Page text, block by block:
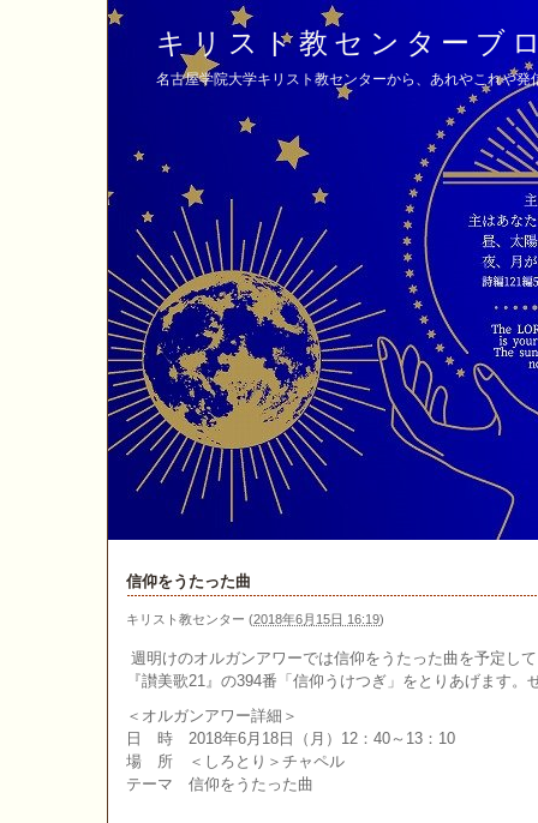
キリスト教センターブ
名古屋学院大学キリスト教センターから、あれやこれや発
信仰をうたった曲
キリスト教センター (2018年6月15日 16:19)
週明けのオルガンアワーでは信仰をうたった曲を予定し
『讃美歌21』の394番「信仰うけつぎ」をとりあげます。
＜オルガンアワー詳細＞
日 時 2018年6月18日（月）12：40～13：10
場 所 ＜しろとり＞チャペル
テーマ 信仰をうたった曲